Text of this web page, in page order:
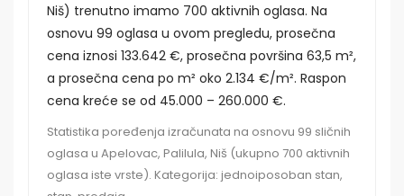
Niš) trenutno imamo 700 aktivnih oglasa. Na
osnovu 99 oglasa u ovom pregledu, prosečna
cena iznosi 133.642 €, prosečna površina 63,5 m²,
a prosečna cena po m² oko 2.134 €/m². Raspon
cena kreće se od 45.000 – 260.000 €.
Statistika poređenja izračunata na osnovu 99 sličnih
oglasa u Apelovac, Palilula, Niš (ukupno 700 aktivnih
oglasa iste vrste). Kategorija: jednoiposoban stan,